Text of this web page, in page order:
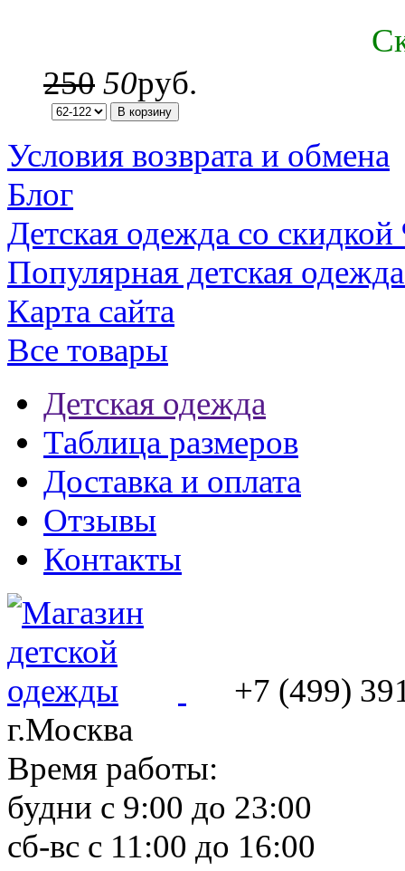
250 50руб.
Условия возврата и обмена
Блог
Детская одежда со скидкой
Популярная детская
Карта сайта
Все товары
Детская одежда
Таблица размеров
Доставка и оплата
Отзывы
Контакты
+7 (499)
г.Москва
Время работы:
будни с 9:00 до 23:00
сб-вс с 11:00 до 16:00